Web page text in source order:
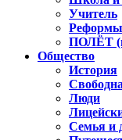
Учитель
Реформы
ПОЛЁТ
Общество
История
Люди
Семья и